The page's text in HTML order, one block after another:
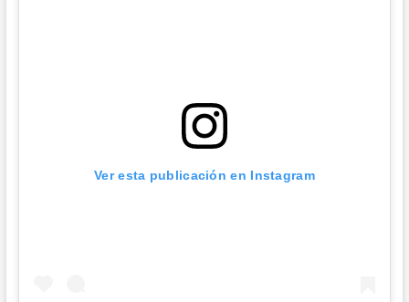
Ver esta publicación en Instagram